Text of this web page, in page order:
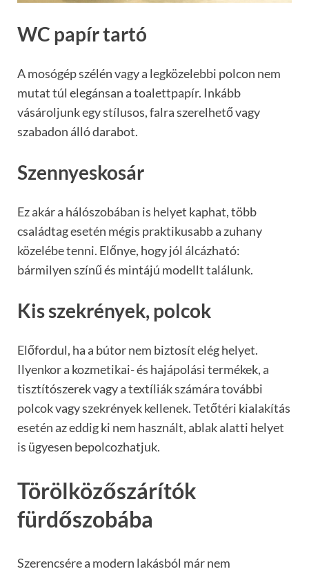
WC papír tartó
A mosógép szélén vagy a legközelebbi polcon nem
mutat túl elegánsan a toalettpapír. Inkább
vásároljunk egy stílusos, falra szerelhető vagy
szabadon álló darabot.
Szennyeskosár
Ez akár a hálószobában is helyet kaphat, több
családtag esetén mégis praktikusabb a zuhany
közelébe tenni. Előnye, hogy jól álcázható:
bármilyen színű és mintájú modellt találunk.
Kis szekrények, polcok
Előfordul, ha a bútor nem biztosít elég helyet.
Ilyenkor a kozmetikai- és hajápolási termékek, a
tisztítószerek vagy a textíliák számára további
polcok vagy szekrények kellenek. Tetőtéri kialakítás
esetén az eddig ki nem használt, ablak alatti helyet
is ügyesen bepolcozhatjuk.
Törölközőszárítók
fürdőszobába
Szerencsére a modern lakásból már nem